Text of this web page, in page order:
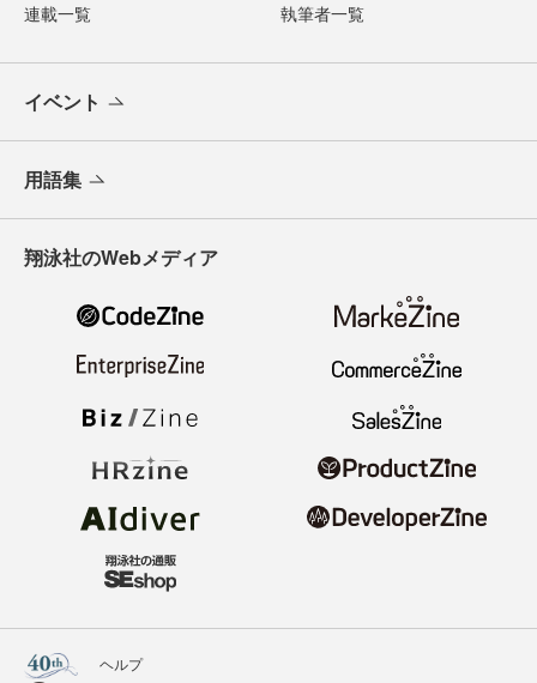
連載一覧 執筆者一覧
イベント
用語集
翔泳社のWebメディア
ヘルプ